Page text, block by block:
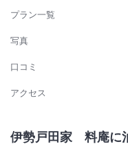
プラン一覧
写真
口コミ
アクセス
伊勢戸田家 料庵に